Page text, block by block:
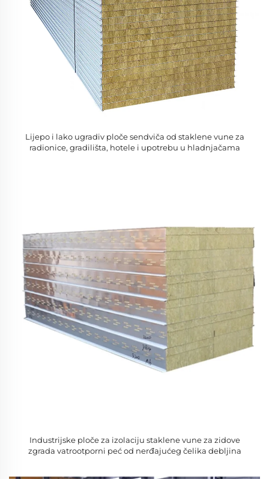
Lijepo i lako ugradiv ploče sendviča od staklene vune za
radionice, gradilišta, hotele i upotrebu u hladnjačama
Industrijske ploče za izolaciju staklene vune za zidove
zgrada vatrootporni peć od nerđajućeg čelika debljina